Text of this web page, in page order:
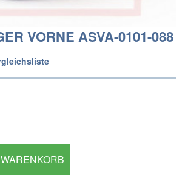
VORNE ASVA-0101-088